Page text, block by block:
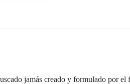
jamás creado y formulado por